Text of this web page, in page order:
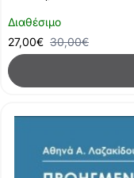
Διαθέσιμο
27,00€ 30,00€